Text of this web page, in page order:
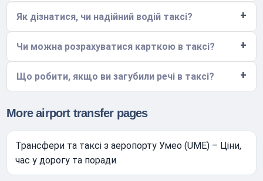
Як дізнатися, чи надійний водій таксі?
Чи можна розрахуватися карткою в таксі?
Що робити, якщо ви загубили речі в таксі?
More airport transfer pages
Трансфери та таксі з аеропорту Умео (UME) – Ціни,
час у дорогу та поради